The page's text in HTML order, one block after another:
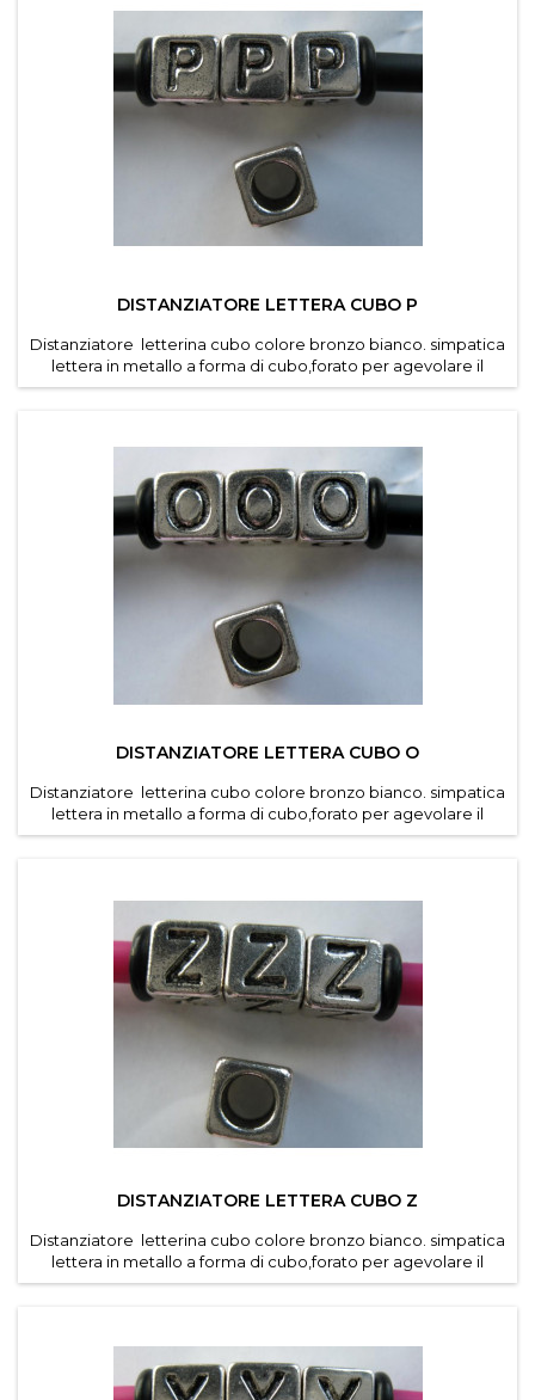
DISTANZIATORE LETTERA CUBO P
Distanziatore letterina cubo colore bronzo bianco. simpatica
lettera in metallo a forma di cubo,forato per agevolare il
passaggio di cordino e caucciu forato dei
DISTANZIATORE LETTERA CUBO O
Distanziatore letterina cubo colore bronzo bianco. simpatica
lettera in metallo a forma di cubo,forato per agevolare il
passaggio di cordino e caucciu forato dei
DISTANZIATORE LETTERA CUBO Z
Distanziatore letterina cubo colore bronzo bianco. simpatica
lettera in metallo a forma di cubo,forato per agevolare il
passaggio di cordino e caucciu forato dei